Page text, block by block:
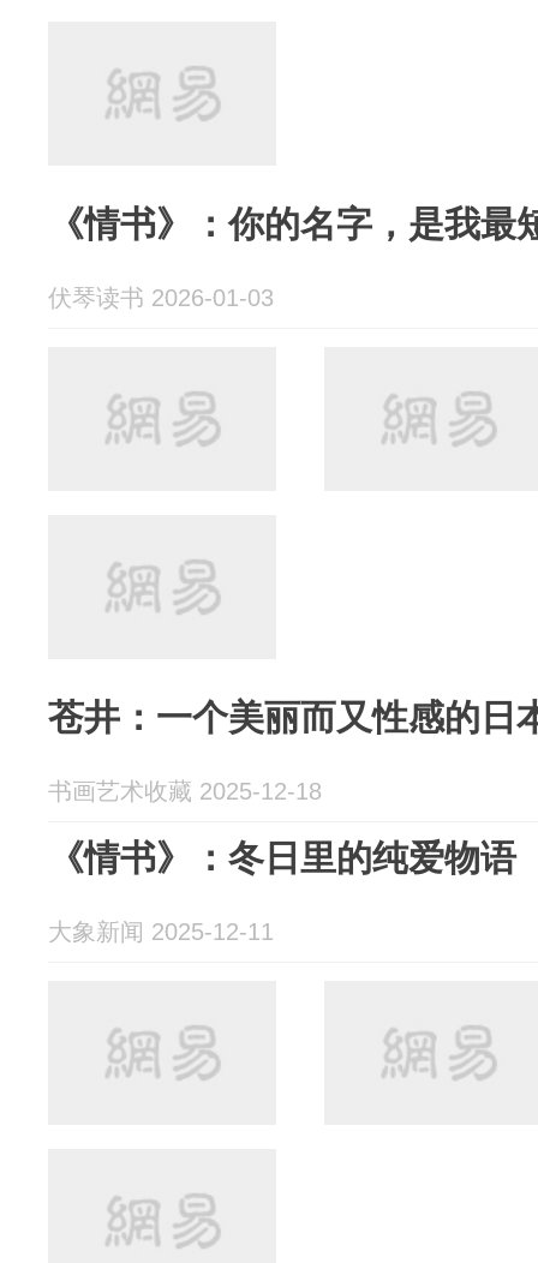
《情书》：你的名字，是我最
伏琴读书 2026-01-03
苍井：一个美丽而又性感的日
书画艺术收藏 2025-12-18
《情书》：冬日里的纯爱物语
大象新闻 2025-12-11